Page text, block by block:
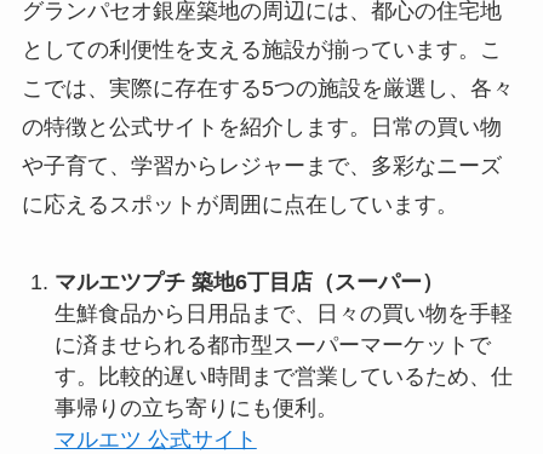
グランパセオ銀座築地の周辺には、都心の住宅地
としての利便性を支える施設が揃っています。こ
こでは、実際に存在する5つの施設を厳選し、各々
の特徴と公式サイトを紹介します。日常の買い物
や子育て、学習からレジャーまで、多彩なニーズ
に応えるスポットが周囲に点在しています。
マルエツプチ 築地6丁目店（スーパー）
生鮮食品から日用品まで、日々の買い物を手軽
に済ませられる都市型スーパーマーケットで
す。比較的遅い時間まで営業しているため、仕
事帰りの立ち寄りにも便利。
マルエツ 公式サイト